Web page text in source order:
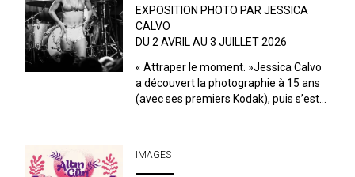
EXPOSITION PHOTO PAR JESSICA
CALVO
DU 2 AVRIL AU 3 JUILLET 2026
« Attraper le moment. »Jessica Calvo
a découvert la photographie à 15 ans
(avec ses premiers Kodak), puis s’est
cesse d’exercer son œil et son a...
IMAGES